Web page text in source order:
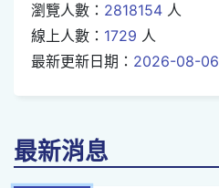
瀏覽人數： 2818154 人
線上人數： 1729 人
最新更新日期： 2026-08-06
最新消息